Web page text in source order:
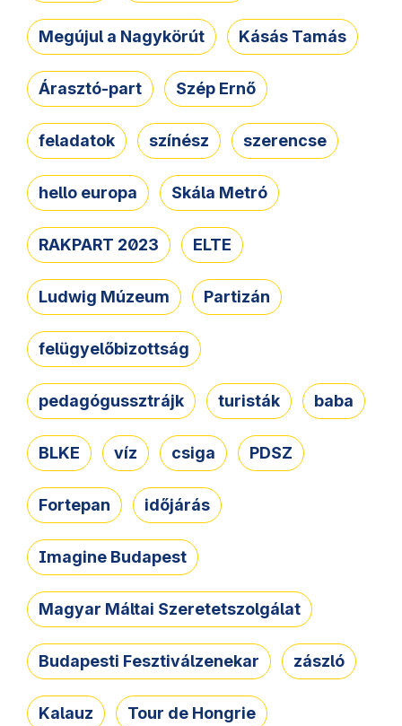
Megújul a Nagykörút Kásás Tamás
Árasztó-part Szép Ernő
feladatok színész szerencse
hello europa Skála Metró
RAKPART 2023 ELTE
Ludwig Múzeum Partizán
felügyelőbizottság
pedagógussztrájk turisták baba
BLKE víz csiga PDSZ
Fortepan időjárás
Imagine Budapest
Magyar Máltai Szeretetszolgálat
Budapesti Fesztiválzenekar zászló
Kalauz Tour de Hongrie